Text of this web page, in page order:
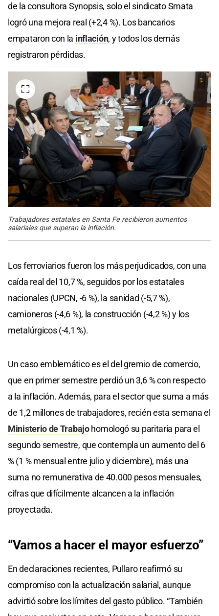
de la consultora Synopsis, solo el sindicato Smata
logró una mejora real (+2,4 %). Los bancarios
empataron con la inflación, y todos los demás
registraron pérdidas.
Trabajadores estatales en Santa Fe recibieron aumentos
salariales que superan la inflación.
Los ferroviarios fueron los más perjudicados, con una
caída real del 10,7 %, seguidos por los estatales
nacionales (UPCN, -6 %), la sanidad (-5,7 %),
camioneros (-4,6 %), la construcción (-4,2 %) y los
metalúrgicos (-4,1 %).
Un caso emblemático es el del gremio de comercio,
que en primer semestre perdió un 3,6 % con respecto
a la inflación. Además, para el sector que suma a más
de 1,2 millones de trabajadores, recién esta semana el
Ministerio de Trabajohomologó su paritaria para el
segundo semestre, que contempla un aumento del 6
% (1 % mensual entre julio y diciembre), más una
suma no remunerativa de 40.000 pesos mensuales,
cifras que difícilmente alcancen a la inflación
proyectada.
“Vamos a hacer el mayor esfuerzo”
En declaraciones recientes, Pullaro reafirmó su
compromiso con la actualización salarial, aunque
advirtió sobre los límites del gasto público. “También